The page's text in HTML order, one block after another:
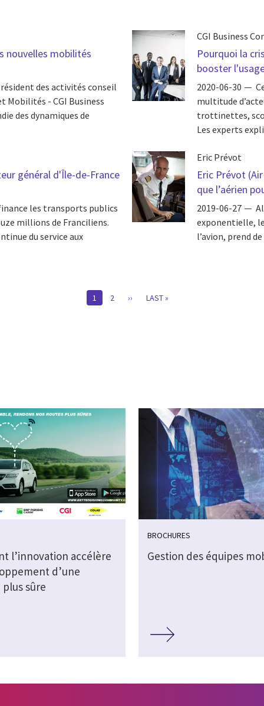
nouvelles mobilités
des activités conseil
Mobilités - CGI Business
des dynamiques de
CGI Business
Pourquoi la
booster
2020-06-30
multitude
trottinettes,
Les experts
général d'Île-de-France
les transports publics
millions de Franciliens.
du service aux
Eric Prévot
Eric Prévot
que l’aérien
2019-06-27
exponentielle,
l’avion, prend
CURRENT
1 PAGE
2
PAGE
››
DERNIÈRE
LAST »
l’innovation accélère
d’une
sûre
BROCHURES
Gestion des équipes